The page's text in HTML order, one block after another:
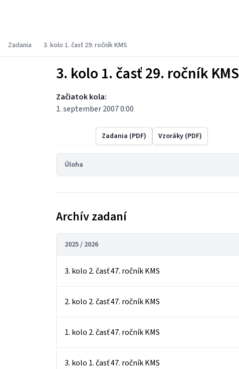
Zadania 3. kolo 1. časť 29. ročník KMS
3. kolo 1. časť 29. ročník KMS
Začiatok kola:
1. september 2007 0:00
Zadania (PDF) Vzoráky (PDF)
Úloha
Archív zadaní
2025 / 2026
3. kolo 2. časť 47. ročník KMS
2. kolo 2. časť 47. ročník KMS
1. kolo 2. časť 47. ročník KMS
3. kolo 1. časť 47. ročník KMS